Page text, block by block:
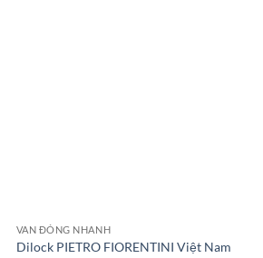
VAN ĐÓNG NHANH
Dilock PIETRO FIORENTINI Việt Nam